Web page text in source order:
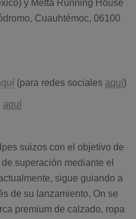
y Metta Running House
Cuauhtémoc, 06100
(para redes sociales aquí)
aquí
suizos con el objetivo de
superación mediante el
sigue guiando a
de su lanzamiento, On se
premium de calzado, ropa